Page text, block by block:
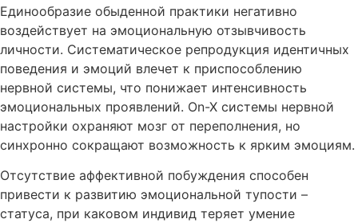
Единообразие обыденной практики негативно
воздействует на эмоциональную отзывчивость
личности. Систематическое репродукция идентичных
поведения и эмоций влечет к приспособлению
нервной системы, что понижает интенсивность
эмоциональных проявлений. On-X системы нервной
настройки охраняют мозг от переполнения, но
синхронно сокращают возможность к ярким эмоциям.
Отсутствие аффективной побуждения способен
привести к развитию эмоциональной тупости –
статуса, при каковом индивид теряет умение